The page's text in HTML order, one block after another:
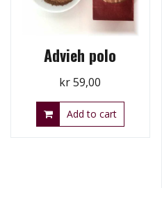
Advieh polo
kr59,00
Add to cart